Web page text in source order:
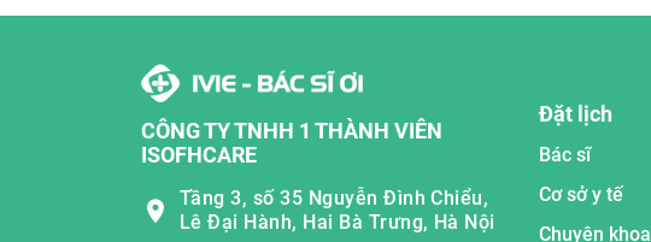
CÔNG TY TNHH 1 THÀNH VIÊN
ISOFHCARE
Tầng 3, số 35 Nguyễn Đình Chiểu,
Lê Đại Hành, Hai Bà Trưng, Hà Nội
Đặt lịch
Bác sĩ
Cơ sở y tế
Chuyên khoa